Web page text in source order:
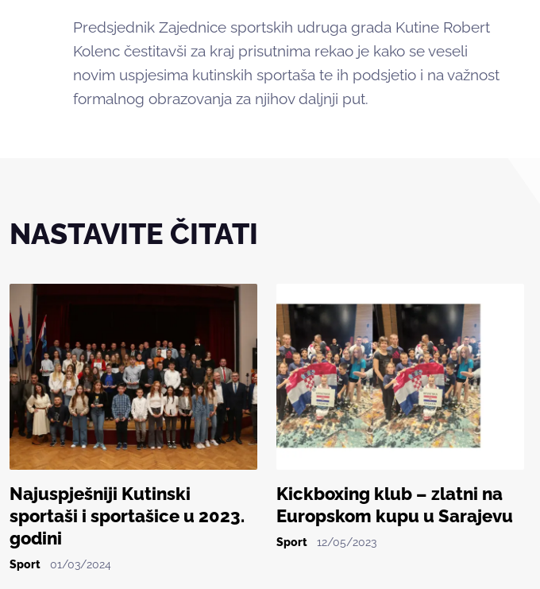
Predsjednik Zajednice sportskih udruga grada Kutine Robert
Kolenc čestitavši za kraj prisutnima rekao je kako se veseli
novim uspjesima kutinskih sportaša te ih podsjetio i na važnost
formalnog obrazovanja za njihov daljnji put.
NASTAVITE ČITATI
Najuspješniji Kutinski
sportaši i sportašice u 2023.
godini
Sport 01/03/2024
Kickboxing klub – zlatni na
Europskom kupu u Sarajevu
Sport 12/05/2023